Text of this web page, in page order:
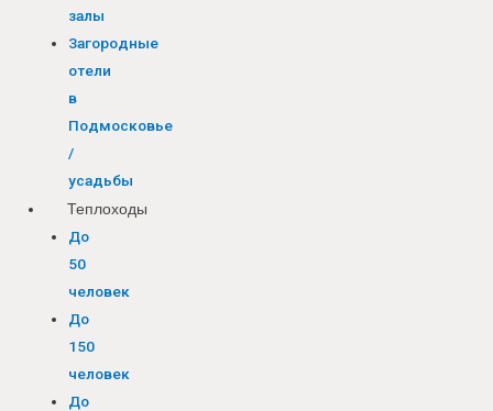
залы
Загородные
отели
в
Подмосковье
/
усадьбы
Теплоходы
До
50
человек
До
150
человек
До